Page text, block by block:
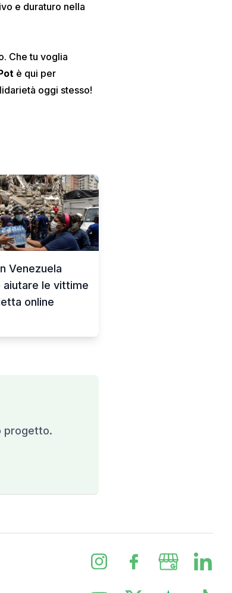
e duraturo nella
Che tu voglia
è qui per
oggi stesso!
Venezuela
aiutare le vittime
online
progetto.